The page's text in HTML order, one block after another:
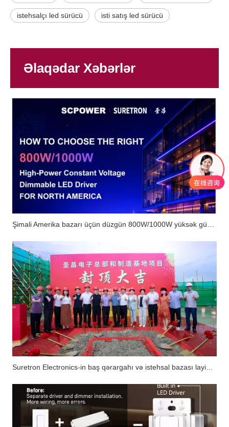
istehsalçı led sürücü isti satış led sürücü
Əlaqədar Xəbərlər